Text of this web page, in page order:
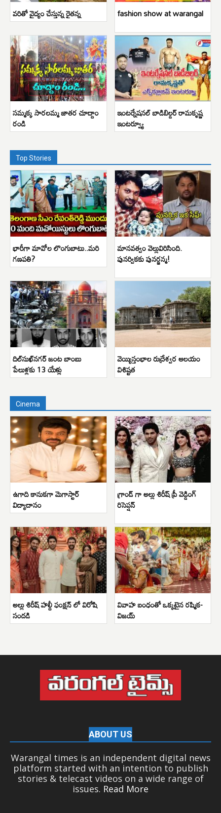
వరితో వైద్యం చేస్తున్న రైతన్న fashion show at warangal
సమ్మక్క సారలమ్మ జాతర చూద్దాం
రండి
ఇంటర్నేషనల్ బాడిబిల్డర్ రామకృష్ణ
ఇంటర్వ్యూ
Top Stories
భారీగా మావోల లొంగుబాటు..మరి
గణపతి?
మానవత్వం వెల్లువిరిసింది.
పునర్వికకు పునర్జన్మ!
దిల్‌సుఖ్‌నగర్ జంట బాంబు
పేలుళ్లకు 13 యేళ్లు
వెయ్యిస్తంభాల రుద్రేశ్వర ఆలయం
విశిష్టత
Cinema
ఉగాది కానుకగా మెగాస్టార్
విద్యాదానం
గ్రాండ్ గా అల్లు శిరీష్ ప్రీ వెడ్డింగ్
రిసెప్షన్
అల్లు శిరీష్ హల్దీ ఫంక్షన్ లో విరోషి
సందడి
వివాహ బంధంతో ఒక్కటైన రష్మిక-
విజయ్
ABOUT US
Warangal times is an independent digital news
platform started with an intention to publish
stories & telecast videos on a wide range of
issues. Read More